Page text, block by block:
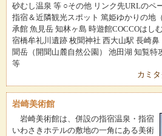
砂むし温泉 等 ○その他 リンク先URLのペ
指宿＆近隣観光スポット 篤姫ゆかりの地
承館 魚見岳 知林ヶ島 時遊館COCCOはし
宿橋牟礼川遺跡 枚聞神社 西大山駅 長崎
聞岳（開聞山麓自然公園） 池田湖 知覧特
等
カミタ
岩崎美術館
岩崎美術館は、併設の指宿温泉・指宿
いわさきホテルの敷地の一角にある美術